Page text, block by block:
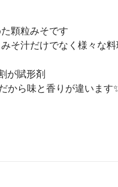
顆粒みそです
そ汁だけでなく様々な
が賦形剤
から味と香りが違います